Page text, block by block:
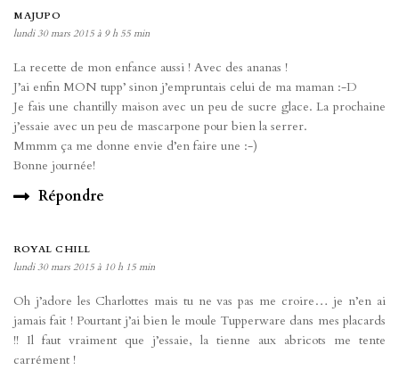
MAJUPO
lundi 30 mars 2015 à 9 h 55 min
La recette de mon enfance aussi ! Avec des ananas !
J’ai enfin MON tupp’ sinon j’empruntais celui de ma maman :-D
Je fais une chantilly maison avec un peu de sucre glace. La prochaine
j’essaie avec un peu de mascarpone pour bien la serrer.
Mmmm ça me donne envie d’en faire une :-)
Bonne journée!
Répondre
ROYAL CHILL
lundi 30 mars 2015 à 10 h 15 min
Oh j’adore les Charlottes mais tu ne vas pas me croire… je n’en ai
jamais fait ! Pourtant j’ai bien le moule Tupperware dans mes placards
!! Il faut vraiment que j’essaie, la tienne aux abricots me tente
carrément !